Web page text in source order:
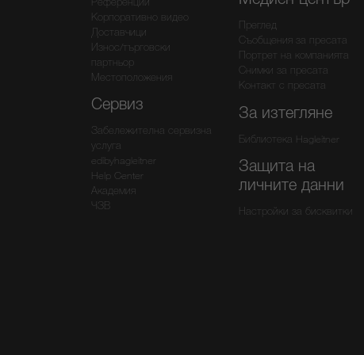
Корпоративно видео
Доставчици
Износ/търговски
партньор
Местоположения
Сервиз
Забележителна сервизна
услуга
edibyhagleitner
Help Center
Академия
ЧЗВ
Преглед
Съобщения за пресата
Портрет на компанията
Снимки за пресата
Контакт с пресата
За изтегляне
Библиотека Hagleitner
Защита на
личните данни
Настройки за бисквитки